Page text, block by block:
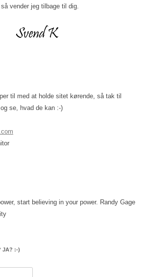
vender jeg tilbage til dig.
til med at holde sitet kørende, så tak til
se, hvad de kan :-)
start believing in your power. Randy Gage
JA? :-)